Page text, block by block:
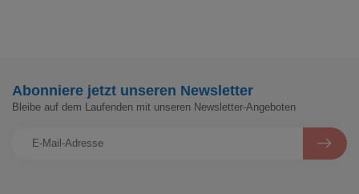
Abonniere jetzt unseren Newsletter
Bleibe auf dem Laufenden mit unseren Newsletter-Angeboten